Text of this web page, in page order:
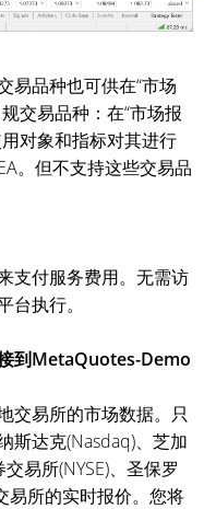
易品种也可供在“市场
交易品种：在“市场报
对象和指标对其进行
。但不支持这些交易品
支付服务费用。无需访
执行。
到MetaQuotes-Demo
交易所的市场数据。只
斯达克(Nasdaq)、芝加
易所(NYSE)、圣保罗
易所的实时报价。您将